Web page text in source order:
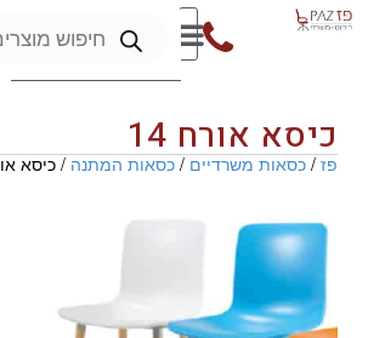
כיסא אורח 14
פז/כסאות משרדיים/כסאות המתנה/ כיסא